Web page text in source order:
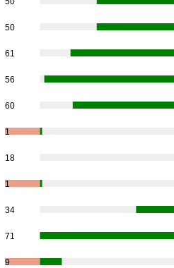
50
61
56
60
1
18
1
34
71
9